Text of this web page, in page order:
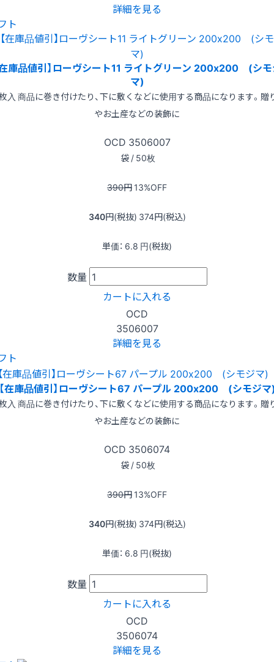
詳細を見る
ト
庫品値引】ローヴシート11 ライトグリーン 200x200 (シ
マ)
入 商品に巻き付けたり、下に敷くなどに使用する商品になります。贈
やお土産などの装飾に
OCD 3506007
袋 / 50枚
390円 13%OFF
340円(税抜) 374円(税込)
単価： 6.8 円(税抜)
数量
カートに入れる
OCD
3506007
詳細を見る
ト
在庫品値引】ローヴシート67 パープル 200x200 (シモジ
入 商品に巻き付けたり、下に敷くなどに使用する商品になります。贈
やお土産などの装飾に
OCD 3506074
袋 / 50枚
390円 13%OFF
340円(税抜) 374円(税込)
単価： 6.8 円(税抜)
数量
カートに入れる
OCD
3506074
詳細を見る